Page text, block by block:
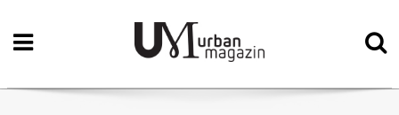
Početna
Vizualne